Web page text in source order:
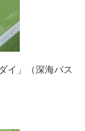
イ」（深海バス